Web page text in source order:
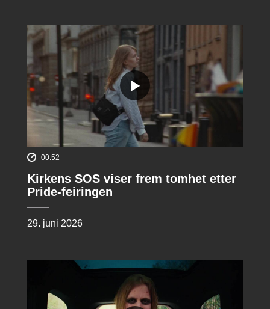
00:52
Kirkens SOS viser frem tomhet etter
Pride-feiringen
29. juni 2026